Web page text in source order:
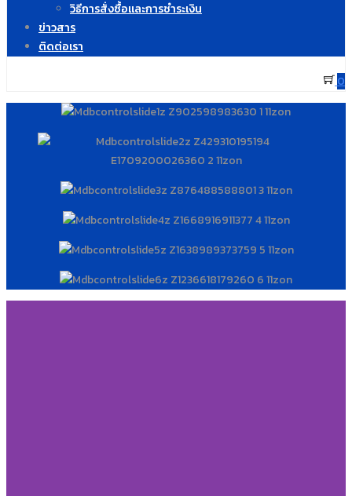
วิธีการสั่งซื้อและการชำระเงิน
ข่าวสาร
ติดต่อเรา
0